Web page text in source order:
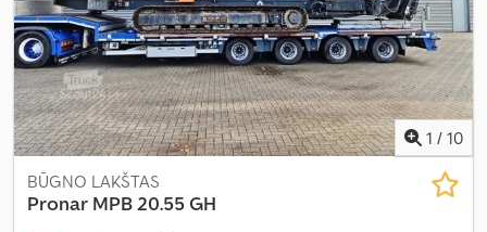
1 / 10
BŪGNO LAKŠTAS
Pronar MPB 20.55 GH